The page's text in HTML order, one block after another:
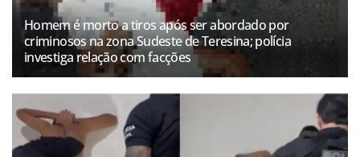
Homem é morto a tiros após ser abordado por
criminosos na zona Sudeste de Teresina; polícia
investiga relação com facções